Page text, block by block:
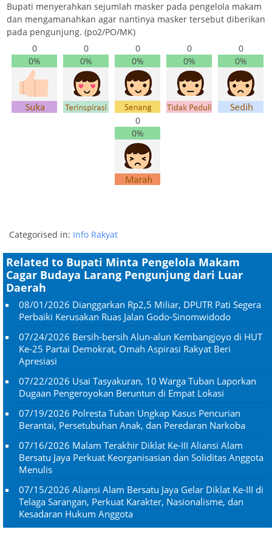
Bupati menyerahkan sejumlah masker pada pengelola makam
dan mengamanahkan agar nantinya masker tersebut diberikan
pada pengunjung. (po2/PO/MK)
0
0%
0
0%
0
0%
0
0%
0
0%
0
0%
Categorised in: Info Rakyat
Related to Bupati Minta Pengelola Makam
Cagar Budaya Larang Pengunjung dari Luar
Daerah
08/01/2026 Dianggarkan Rp2,5 Miliar, DPUTR Pati Segera
Perbaiki Kerusakan Ruas Jalan Godo-Sinomwidodo
07/24/2026 Bersih-bersih Alun-alun Kembangjoyo di HUT
Ke-25 Partai Demokrat, Omah Aspirasi Rakyat Beri
Apresiasi
07/22/2026 Usai Tasyakuran, 10 Warga Tuban Laporkan
Dugaan Pengeroyokan Beruntun di Empat Lokasi
07/19/2026 Polresta Tuban Ungkap Kasus Pencurian
Berantai, Persetubuhan Anak, dan Peredaran Narkoba
07/16/2026 Malam Terakhir Diklat Ke-III Aliansi Alam
Bersatu Jaya Perkuat Keorganisasian dan Soliditas Anggota
Menulis
07/15/2026 Aliansi Alam Bersatu Jaya Gelar Diklat Ke-III di
Telaga Sarangan, Perkuat Karakter, Nasionalisme, dan
Kesadaran Hukum Anggota